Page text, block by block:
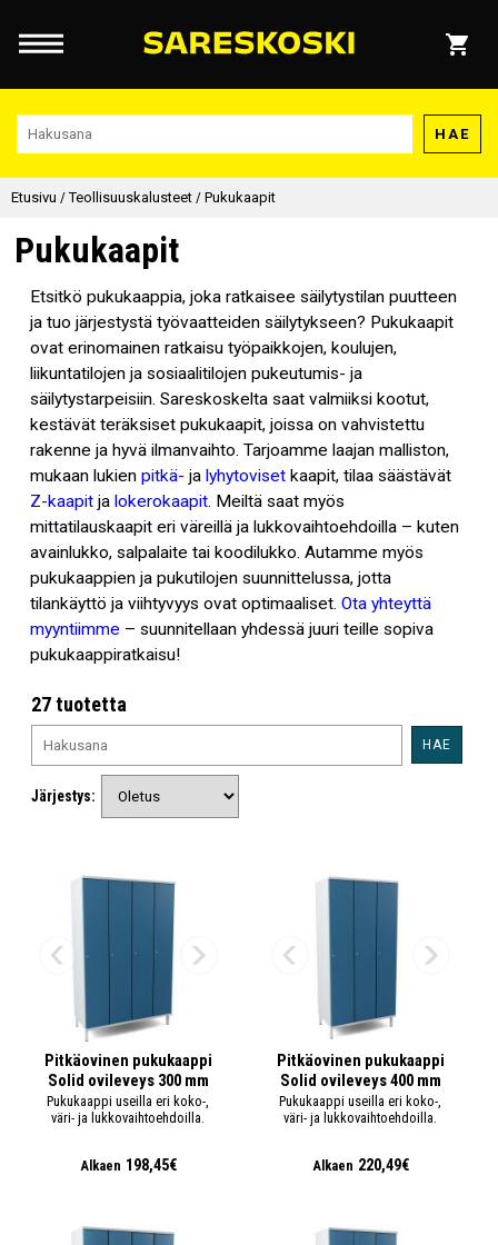
HAE
Etusivu /Teollisuuskalusteet / Pukukaapit
Pukukaapit
Etsitkö pukukaappia, joka ratkaisee säilytystilan puutteen
ja tuo järjestystä työvaatteiden säilytykseen? Pukukaapit
ovat erinomainen ratkaisu työpaikkojen, koulujen,
liikuntatilojen ja sosiaalitilojen pukeutumis- ja
säilytystarpeisiin. Sareskoskelta saat valmiiksi kootut,
kestävät teräksiset pukukaapit, joissa on vahvistettu
rakenne ja hyvä ilmanvaihto. Tarjoamme laajan malliston,
mukaan lukien pitkä- ja lyhytovisetkaapit, tilaa säästävät
Z-kaapitja lokerokaapit. Meiltä saat myös
mittatilauskaapit eri väreillä ja lukkovaihtoehdoilla – kuten
avainlukko, salpalaite tai koodilukko. Autamme myös
pukukaappien ja pukutilojen suunnittelussa, jotta
tilankäyttö ja viihtyvyys ovat optimaaliset. Ota yhteyttä
myyntiimme – suunnitellaan yhdessä juuri teille sopiva
pukukaappiratkaisu!
27 tuotetta
HAE
Järjestys:
Pitkäovinen pukukaappi
Solid ovileveys 300 mm
Pukukaappi useilla eri koko-,
väri- ja lukkovaihtoehdoilla.
Alkaen 198,45€
Pitkäovinen pukukaappi
Solid ovileveys 400 mm
Pukukaappi useilla eri koko-,
väri- ja lukkovaihtoehdoilla.
Alkaen 220,49€